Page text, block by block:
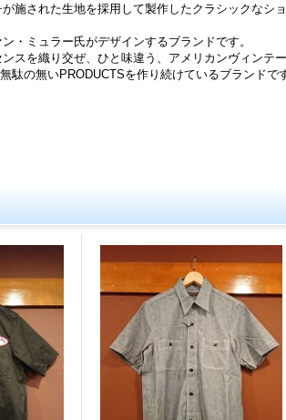
施された生地を採用して製作したクラシックなシ
・ミュラー氏がデザインするブランドです。
スを織り交ぜ、ひと味違う、アメリカンヴィンテ
駄の無いPRODUCTSを作り続けているブランドで